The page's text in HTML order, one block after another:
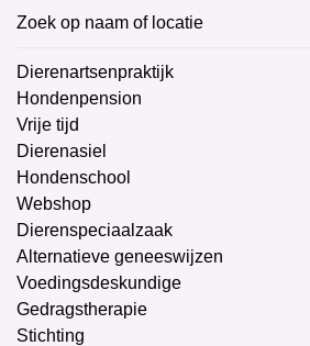
Zoek op naam of locatie
Dierenartsenpraktijk
Hondenpension
Vrije tijd
Dierenasiel
Hondenschool
Webshop
Dierenspeciaalzaak
Alternatieve geneeswijzen
Voedingsdeskundige
Gedragstherapie
Stichting